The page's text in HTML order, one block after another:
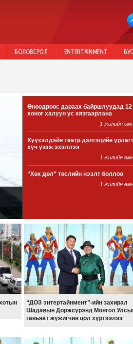
БОЛОВСРОЛ ENTERTAINMENT
Өнөөдрөөс дараах байршлуудад 12
хоног халуун ус хязгаарлана
1 жилийн
Хүүхэлдэйн театр дэлгэцийн урлагт
хүч үзэж эхэллээ
1 жилийн
“Хөх дөл” төслийн нээлт боллоо
1 жилийн
“ДОЗ энтертайнмент”-ийн захирал
Шадавын Доржсүрэнд Монгол
гавьяат жүжигчин цол хүртээлээ